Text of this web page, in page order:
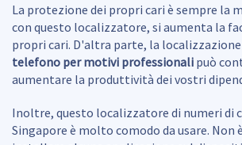
La protezione dei propri cari è sempre la
con questo localizzatore, si aumenta la
propri cari. D'altra parte, la localizzazione
telefono per motivi professionali può
aumentare la produttività dei vostri
Inoltre, questo localizzatore di numeri di
Singapore è molto comodo da usare. Non